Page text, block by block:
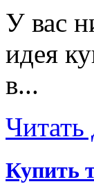
У вас
идея
в...
Читать
Купить